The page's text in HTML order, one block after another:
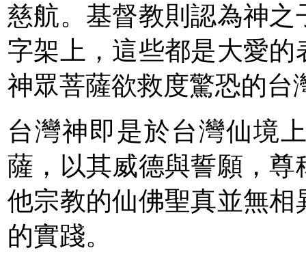
慈航。基督教則認為神
字架上，這些都是大愛
神眾菩薩欲救度驚恐的台
台灣神即是於台灣仙境
薩，以其威德與誓願，
他宗教的仙佛聖真並無
的實踐。